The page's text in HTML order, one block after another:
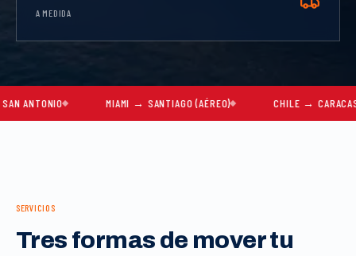
A MEDIDA
MIAMI → SANTIAGO (AÉREO) CHILE → CARACAS
SERVICIOS
Tres formas de mover tu